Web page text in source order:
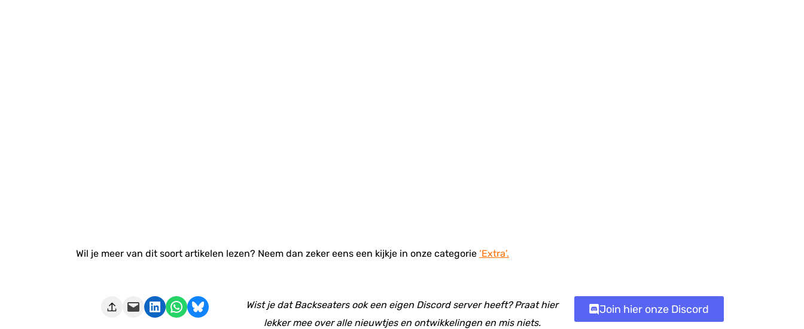
Wil je meer van dit soort artikelen lezen? Neem dan zeker eens een kijkje in onze categorie ‘Extra’.
Deze pagina e-mailen Delen op LinkedIn Delen via WhatsApp Share on Bluesky
Wist je dat Backseaters ook een eigen Discord server heeft? Praat hier
lekker mee over alle nieuwtjes en ontwikkelingen en mis niets.
Join hier onze Discord